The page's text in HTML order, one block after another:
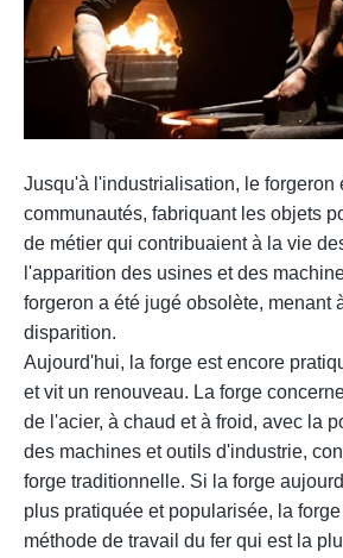
Jusqu'à l'industrialisation, le forgeron
communautés, fabriquant les objets
de métier qui contribuaient à la vie
l'apparition des usines et des
forgeron a été jugé obsolète, menant
disparition.
Aujourd'hui, la forge est encore
et vit un renouveau. La forge
de l'acier, à chaud et à froid, avec la
des machines et outils d'industrie,
forge traditionnelle. Si la forge
plus pratiquée et popularisée, la
méthode de travail du fer qui est la